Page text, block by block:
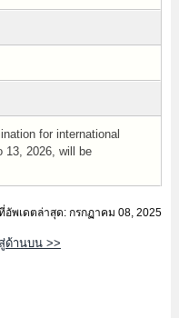
for international
13, 2026, will be
อัพเดตล่าสุด: กรกฏาคม 08, 2025
ด้านบน >>